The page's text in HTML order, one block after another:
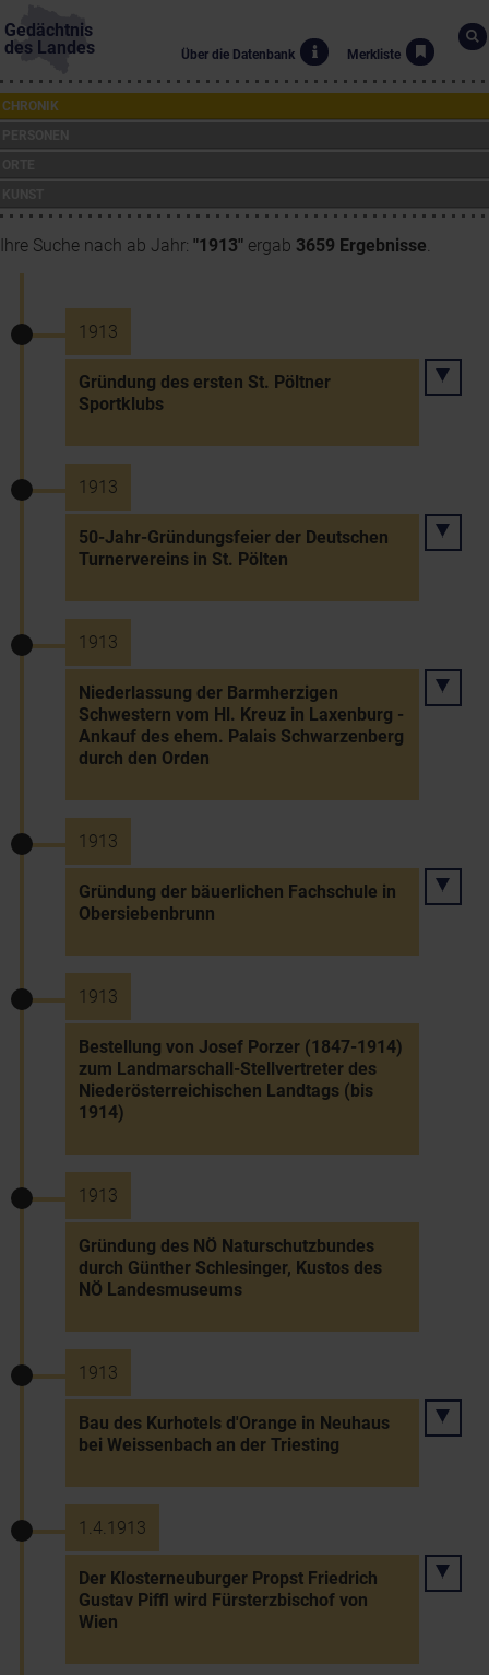
Gedächtnis
des Landes
Über die Datenbank Merkliste
CHRONIK
Ihre Suche nach ab Jahr: "1913" ergab 3659 Ergebnisse.
1913
Gründung des ersten St. Pöltner
Sportklubs
1913
50-Jahr-Gründungsfeier der Deutschen
Turnervereins in St. Pölten
1913
Niederlassung der Barmherzigen
Schwestern vom Hl. Kreuz in Laxenburg -
Ankauf des ehem. Palais Schwarzenberg
durch den Orden
1913
Gründung der bäuerlichen Fachschule in
Obersiebenbrunn
1913
Bestellung von Josef Porzer (1847-1914)
zum Landmarschall-Stellvertreter des
Niederösterreichischen Landtags (bis
1914)
1913
Gründung des NÖ Naturschutzbundes
durch Günther Schlesinger, Kustos des
NÖ Landesmuseums
1913
Bau des Kurhotels d'Orange in Neuhaus
bei Weissenbach an der Triesting
1.4.1913
Der Klosterneuburger Propst Friedrich
Gustav Piffl wird Fürsterzbischof von
Wien